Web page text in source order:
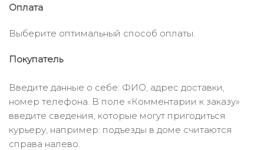
Оплата
Выберите оптимальный способ оплаты.
Покупатель
Введите данные о себе: ФИО, адрес доставки,
номер телефона. В поле «Комментарии к заказу»
введите сведения, которые могут пригодиться
курьеру, например: подъезды в доме считаются
справа налево.